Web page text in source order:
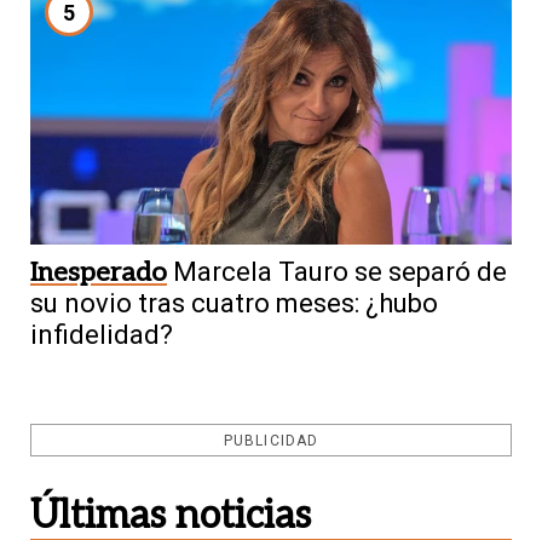
5
Inesperado Marcela Tauro se separó de
su novio tras cuatro meses: ¿hubo
infidelidad?
PUBLICIDAD
Últimas noticias